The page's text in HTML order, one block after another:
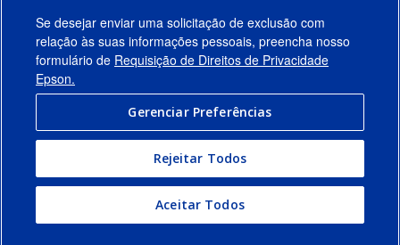
Links Sugeridos
Empresa
Conecte-se com a Epson
Termos de Uso
Se desejar enviar uma solicitação de exclusão com
relação às suas informações pessoais, preencha nosso
formulário de Requisição de Direitos de Privacidade
Epson.
Gerenciar Preferências
Rejeitar Todos
Aceitar Todos